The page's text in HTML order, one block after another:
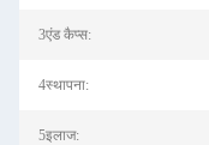
3एंड कैप्स:
4स्थापना:
5इलाज: